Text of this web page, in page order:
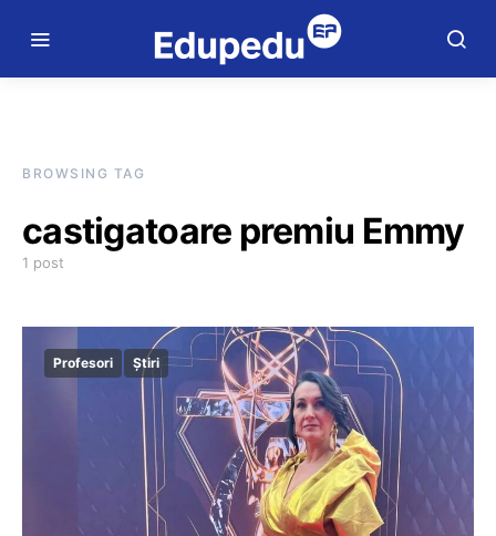
BROWSING TAG
castigatoare premiu Emmy
1 post
Profesori Știri